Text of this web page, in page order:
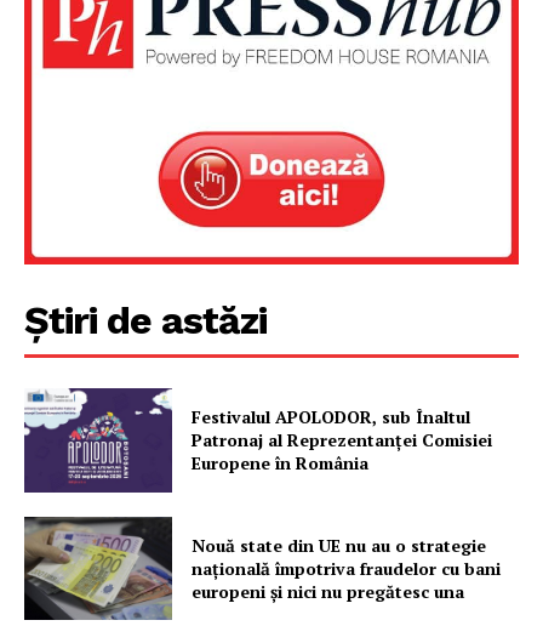
Un proiect
FREEDOM HOUSE ROMÂNIA
PRESShub
Despre noi / Echipa
Proiecte editoriale
Rețea
Contact
Știri de astăzi
Festivalul APOLODOR, sub Înaltul
Patronaj al Reprezentanței Comisiei
Europene în România
Nouă state din UE nu au o strategie
națională împotriva fraudelor cu bani
europeni și nici nu pregătesc una